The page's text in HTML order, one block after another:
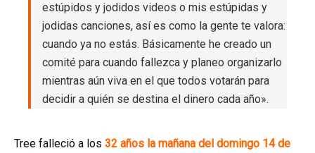
estúpidos y jodidos videos o mis estúpidas y
jodidas canciones, así es como la gente te valora:
cuando ya no estás. Básicamente he creado un
comité para cuando fallezca y planeo organizarlo
mientras aún viva en el que todos votarán para
decidir a quién se destina el dinero cada año».
Tree falleció a los 32 años la mañana del domingo 14 de